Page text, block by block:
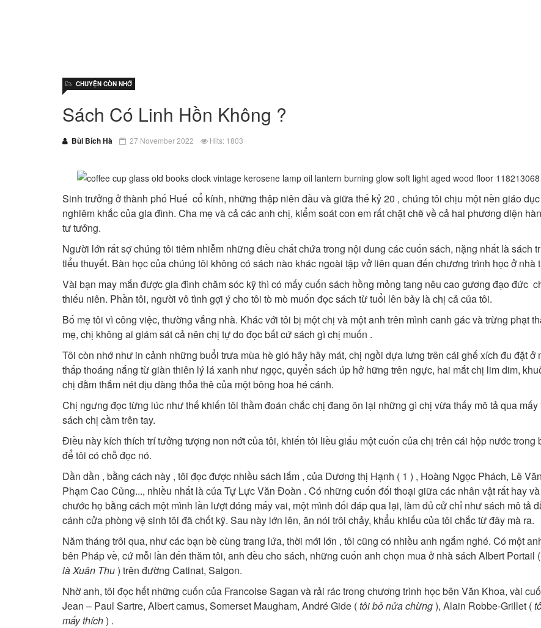
Sách Có Linh Hồn Không ?
Bùi Bích Hà
CHUYỆN CÒN NHỚ
27 November 2022 Hits: 1803
Sinh trưởng ở thành phố Huế cổ kính, những thập niên đầu và giữa thế kỷ 20 , chúng tôi chịu một nền giáo
nghiêm khắc của gia đình. Cha mẹ và cả các anh chị, kiểm soát con em rất chặt chẽ về cả hai phương diện
tư tưởng.
Người lớn rất sợ chúng tôi tiêm nhiễm những điều chất chứa trong nội dung các cuốn sách, nặng nhất là sách
tiểu thuyết. Bàn học của chúng tôi không có sách nào khác ngoài tập vở liên quan đến chương trình học ở nhà
Vài bạn may mắn được gia đình chăm sóc kỹ thì có mấy cuốn sách hồng mỏng tang nêu cao gương đạo đức
thiếu niên. Phần tôi, người vô tình gợi ý cho tôi tò mò muốn đọc sách từ tuổi lên bảy là chị cả của tôi.
Bố mẹ tôi vì công việc, thường vắng nhà. Khác với tôi bị một chị và một anh trên mình canh gác và trừng phạt
mẹ, chị không ai giám sát cả nên chị tự do đọc bất cứ sách gì chị muốn .
Tôi còn nhớ như in cảnh những buổi trưa mùa hè gió hây hây mát, chị ngồi dựa lưng trên cái ghế xích đu đặt ở
thấp thoáng nắng từ giàn thiên lý lá xanh như ngọc, quyển sách úp hở hững trên ngực, hai mắt chị lim dim,
chị đằm thắm nét dịu dàng thỏa thê của một bông hoa hé cánh.
Chị ngưng đọc từng lúc như thế khiến tôi thầm đoán chắc chị đang ôn lại những gì chị vừa thấy mô tả qua mấy
sách chị cầm trên tay.
Điều này kích thích trí tưởng tượng non nớt của tôi, khiến tôi liều giấu một cuốn của chị trên cái hộp nước trong
để tôi có chỗ đọc nó.
Dần dần , bằng cách này , tôi đọc được nhiều sách lắm , của Dương thị Hạnh ( 1 ) , Hoàng Ngọc Phách, Lê
Phạm Cao Củng..., nhiều nhất là của Tự Lực Văn Đoàn . Có những cuốn đối thoại giữa các nhân vật rất hay
chước họ bằng cách một mình lần lượt đóng mấy vai, một mình đối đáp qua lại, làm đủ cử chỉ như sách mô tả
cánh cửa phòng vệ sinh tôi đã chốt kỹ. Sau này lớn lên, ăn nói trôi chảy, khẩu khiếu của tôi chắc từ đây mà ra.
Năm tháng trôi qua, như các bạn bè cùng trang lứa, thời mới lớn , tôi cũng có nhiều anh ngắm nghé. Có một
bên Pháp về, cứ mỗi lần đến thăm tôi, anh đều cho sách, những cuốn anh chọn mua ở nhà sách Albert Portail (
là Xuân Thu) trên đường Catinat, Saigon.
Nhờ anh, tôi đọc hết những cuốn của Francoise Sagan và rải rác trong chương trình học bên Văn Khoa, vài
Jean – Paul Sartre, Albert camus, Somerset Maugham, André Gide (tôi bỏ nửa chừng), Alain Robbe-Grillet (
mấy thích) .